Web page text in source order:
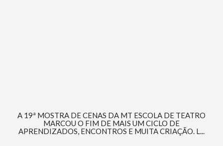
A 19ª MOSTRA DE CENAS DA MT ESCOLA DE TEATRO
MARCOU O FIM DE MAIS UM CICLO DE
APRENDIZADOS, ENCONTROS E MUITA CRIAÇÃO. L...